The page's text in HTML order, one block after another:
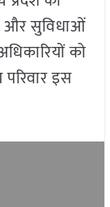
और सुविधाओं
को
परिवार इस